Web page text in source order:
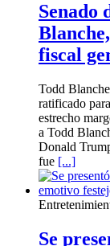
Senado
fiscal
Todd
ratificado
estrecho
a Todd
Donald
fue [...]
Se